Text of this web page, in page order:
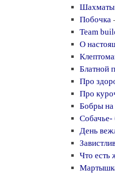
Шахматы
Побочка
Team
О
Блатной
Про
Про
Бобры на
Собачье-
День
Что есть